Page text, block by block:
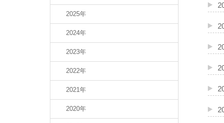
2025年
2024年
2023年
2022年
2021年
2020年